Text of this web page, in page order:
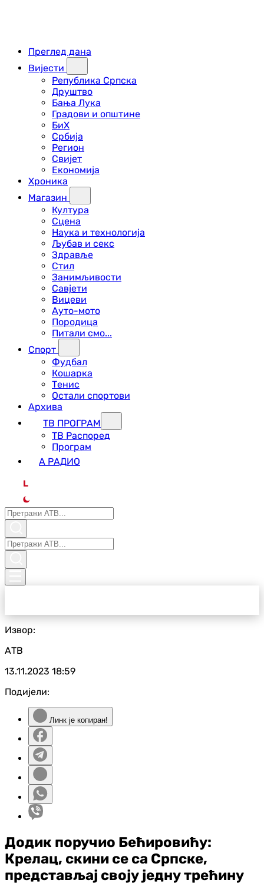
Преглед дана
Вијести
Република Српска
Друштво
Бања Лука
Градови и општине
БиХ
Србија
Регион
Свијет
Економија
Хроника
Магазин
Култура
Сцена
Наука и технологија
Љубав и секс
Здравље
Стил
Занимљивости
Савјети
Вицеви
Ауто-мото
Породица
Питали смо...
Спорт
Фудбал
Кошарка
Тенис
Остали спортови
Архива
ТВ ПРОГРАМ
ТВ Распоред
Програм
А РАДИО
L
Извор:
АТВ
13.11.2023 18:59
Подијели:
Линк је копиран!
Додик поручио Бећировићу:
Крелац, скини се са Српске,
представљај своју једну трећину